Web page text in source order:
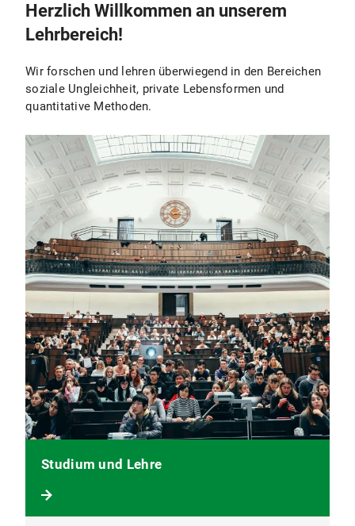
Herzlich Willkommen an unserem
Lehrbereich!
Wir forschen und lehren überwiegend in den Bereichen
soziale Ungleichheit, private Lebensformen und
quantitative Methoden.
Studium und Lehre